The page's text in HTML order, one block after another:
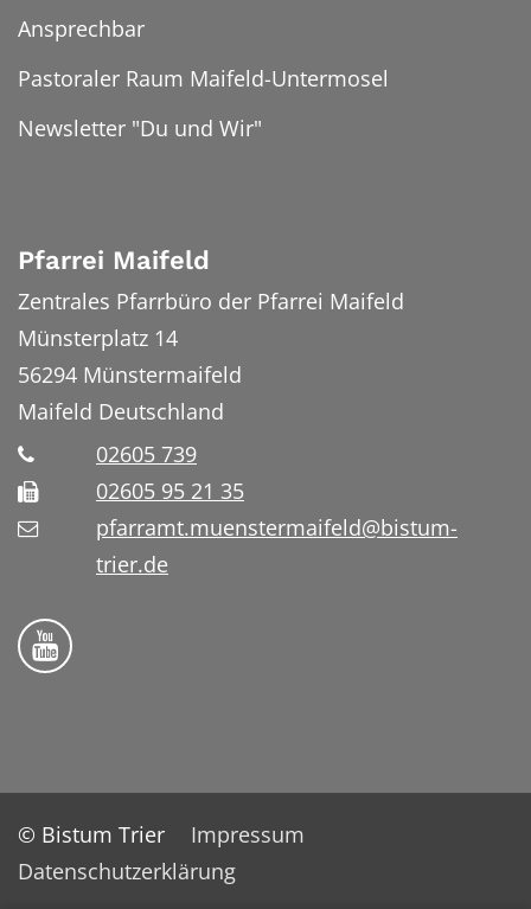
Ansprechbar
Pastoraler Raum Maifeld-Untermosel
Newsletter "Du und Wir"
Pfarrei Maifeld
Zentrales Pfarrbüro der Pfarrei Maifeld
Münsterplatz 14
56294 Münstermaifeld
Maifeld Deutschland
02605 739
02605 95 21 35
pfarramt.muenstermaifeld@bistum-
trier.de
Folge uns auf YouTube
© Bistum Trier
Impressum
Datenschutzerklärung